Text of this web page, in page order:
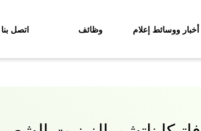
أخبار ووسائط إعلام وظائف اتصل بنا